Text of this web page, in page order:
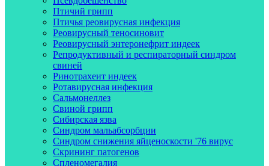
Птичий грипп
Птичья реовирусная инфекция
Реовирусный теносиновит
Реовирусный энтеронефрит индеек
Репродуктивный и респираторный синдром
свиней
Ринотрахеит индеек
Ротавирусная инфекция
Сальмонеллез
Свиной грипп
Сибирская язва
Синдром мальабсорбции
Синдром снижения яйценоскости '76 вирус
Скрининг патогенов
Спленомегалия